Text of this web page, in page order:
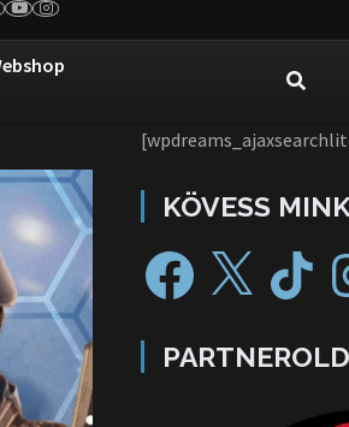
KÖVESS